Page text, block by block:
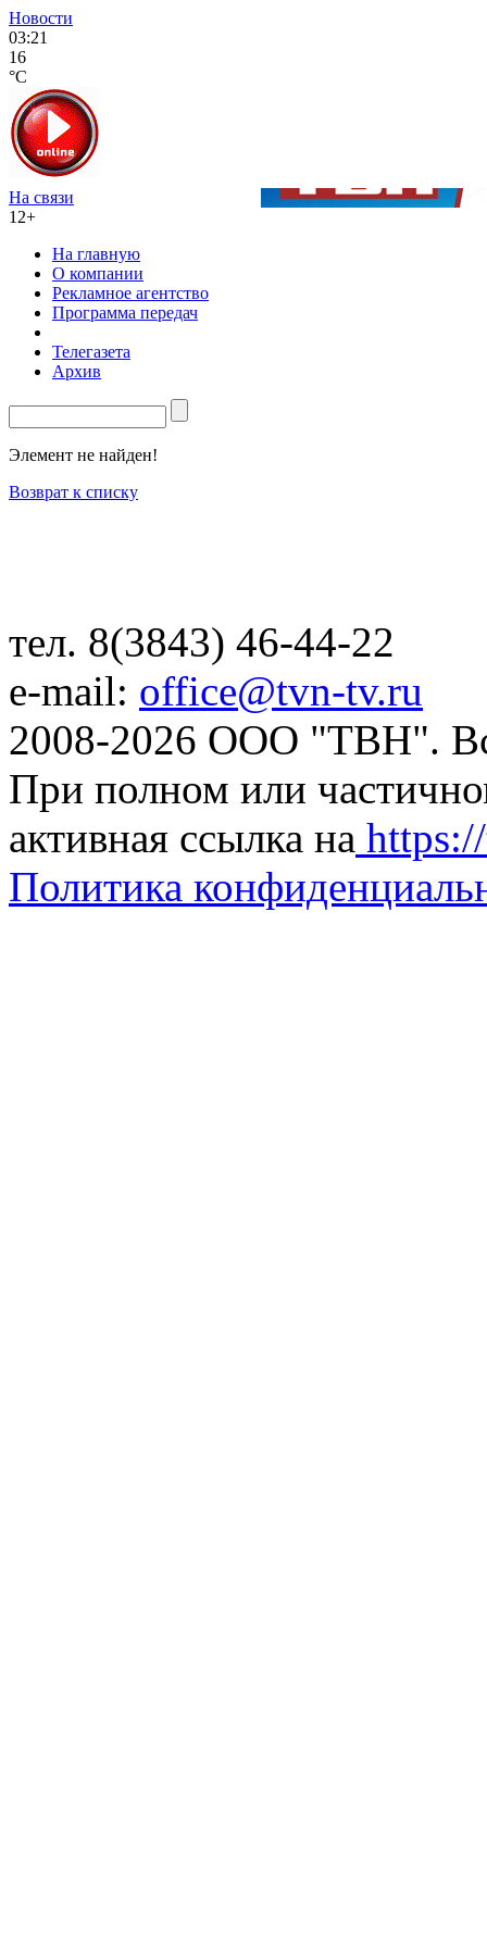
Новости
03:21
16
°C
На связи
12+
На главную
О компании
Рекламное агентство
Программа передач
Телегазета
Архив
Элемент не найден!
Возврат к списку
тел. 8(3843) 46-44-22
e-mail: office@tvn-tv.ru
2008-2026 ООО "ТВН".
При полном или
активная ссылка на
Политика